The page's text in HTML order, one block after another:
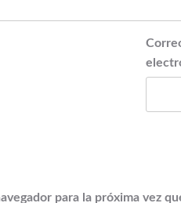
para la próxima vez